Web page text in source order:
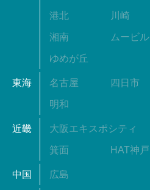
港北 川崎
湘南 ムービル
ゆめが丘
東海 名古屋 四日市
明和
近畿 大阪エキスポシティ
箕面 HAT神戸
中国 広島